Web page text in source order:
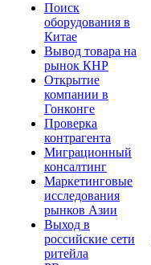
Поиск
оборудования в
Китае
Вывод товара на
рынок КНР
Открытие
компании в
Гонконге
Проверка
контрагента
Миграционный
консалтинг
Маркетинговые
исследования
рынков Азии
Выход в
российские сети
ритейла